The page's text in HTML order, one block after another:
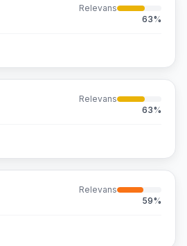
Relevans
63%
Relevans
63%
Relevans
59%